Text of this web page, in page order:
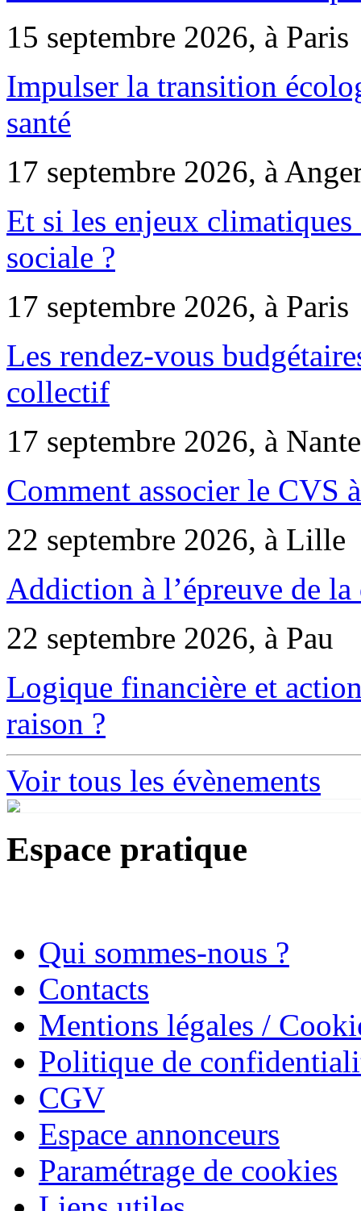
15 septembre 2026, à Paris
Impulser la transition
santé
17 septembre 2026, à
Et si les enjeux
sociale ?
17 septembre 2026, à Paris
Les rendez-vous
collectif
17 septembre 2026, à
Comment associer le CVS
22 septembre 2026, à Lille
Addiction à l’épreuve de
22 septembre 2026, à Pau
Logique financière et
raison ?
Voir tous les évènements
Espace pratique
Qui sommes-nous ?
Contacts
Mentions légales /
Politique de
CGV
Espace annonceurs
Paramétrage de cookies